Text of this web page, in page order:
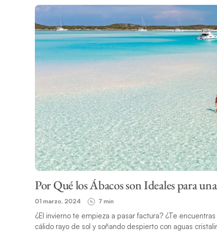
Por Qué los Ábacos son Ideales para
01 marzo, 2024 7 min
¿El invierno te empieza a pasar factura? ¿Te
cálido rayo de sol y soñando despierto con aguas